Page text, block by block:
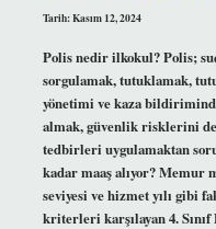
Tarih: Kasım 12, 2024
Polis nedir ilkokul? Polis;
sorgulamak, tutuklamak,
yönetimi ve kaza
almak, güvenlik risklerini
tedbirleri uygulamaktan
kadar maaş alıyor? Memur
seviyesi ve hizmet yılı gibi
kriterleri karşılayan 4.